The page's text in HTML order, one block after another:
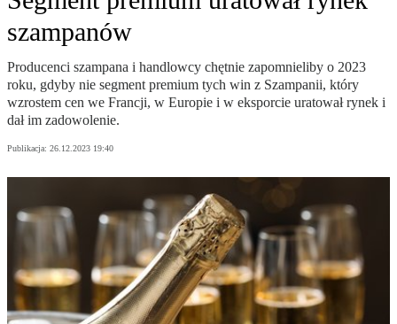
szampanów
Producenci szampana i handlowcy chętnie zapomnieliby o 2023
roku, gdyby nie segment premium tych win z Szampanii, który
wzrostem cen we Francji, w Europie i w eksporcie uratował rynek i
dał im zadowolenie.
Publikacja: 26.12.2023 19:40